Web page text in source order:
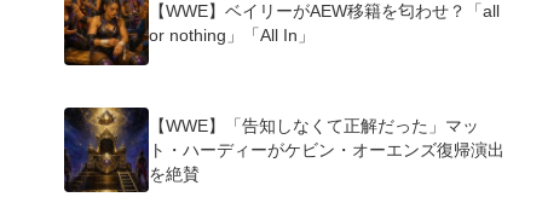
【WWE】ベイリーがAEW移籍を匂わせ？「all
or nothing」「All In」
【WWE】「告知しなくて正解だった」マッ
ト・ハーディーがケビン・オーエンズ復帰演出
を絶賛